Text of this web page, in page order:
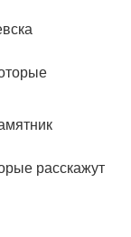
расскажут